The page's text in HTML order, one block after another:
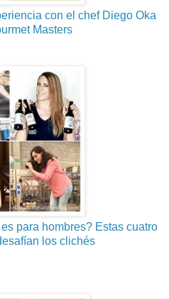
con el chef Diego Oka
Masters
para hombres? Estas cuatro
los clichés